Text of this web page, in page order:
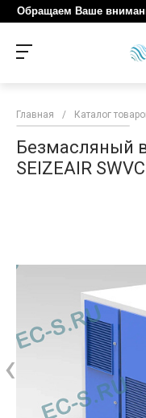
Обращаем Ваше
Главная / Каталог
Безмасляный
SEIZEAIR
‹